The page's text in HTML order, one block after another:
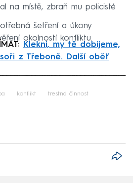
na místě, zbraň mu policisté
šetření a úkony
okolností konfliktu.
Klekni, my tě dobijeme,
z Třeboně. Další oběť
konflikt trestná činnost